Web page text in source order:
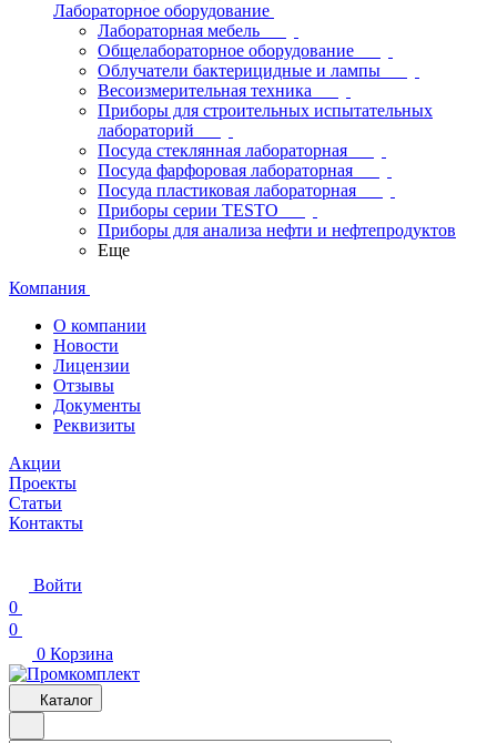
Лабораторное оборудование
Лабораторная мебель
Общелабораторное оборудование
Облучатели бактерицидные и лампы
Весоизмерительная техника
Приборы для строительных испытательных
лабораторий
Посуда стеклянная лабораторная
Посуда фарфоровая лабораторная
Посуда пластиковая лабораторная
Приборы серии TESTO
Приборы для анализа нефти и нефтепродуктов
Еще
Компания
О компании
Новости
Лицензии
Отзывы
Документы
Реквизиты
Акции
Проекты
Статьи
Контакты
Войти
0
0
0 Корзина
Каталог